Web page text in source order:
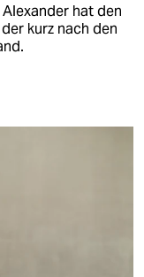
hat den
kurz nach den